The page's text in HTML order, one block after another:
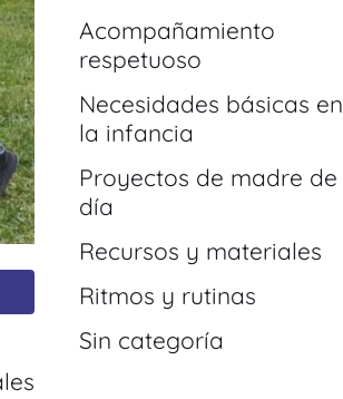
Acompañamiento
respetuoso
Necesidades básicas en
la infancia
Proyectos de madre de
día
Recursos y materiales
Ritmos y rutinas
Sin categoría